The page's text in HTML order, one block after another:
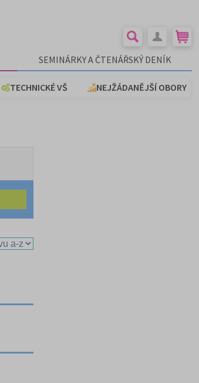
SEMINÁRKY A ČTENÁŘSKÝ DENÍK
TECHNICKÉ VŠ NEJŽÁDANĚJŠÍ OBORY